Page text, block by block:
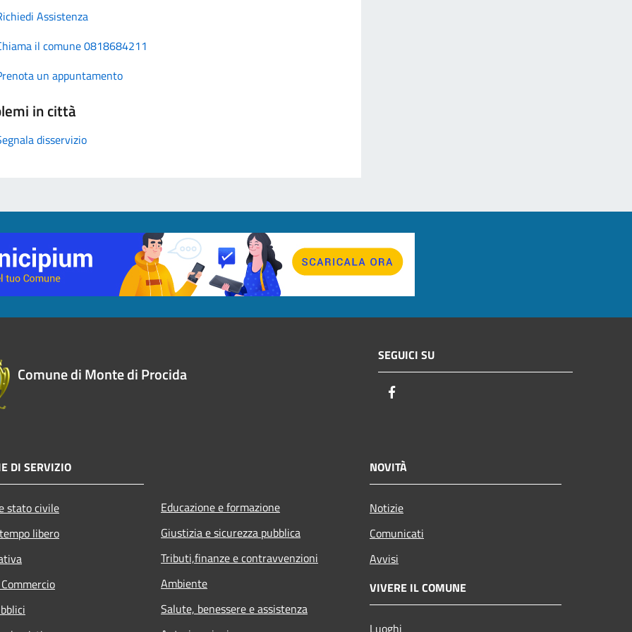
Assistenza
il comune 0818684211
un appuntamento
in città
disservizio
Comune di Monte di Procida
SEGUICI SU
DI SERVIZIO
stato civile
libero
Educazione e formazione
Giustizia e sicurezza pubblica
Tributi,finanze e contravvenzioni
Ambiente
Salute, benessere e assistenza
NOVITÀ
Notizie
Comunicati
Avvisi
VIVERE IL COMUNE
Luoghi